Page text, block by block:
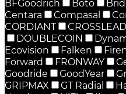
BFGoodrich
Boto
Centara
Compasal
CORDIANT
DOUBLECOIN
Ecovision
Falken
Forward
FRONWAY
Goodride
GoodYear
GRIPMAX
GT Radial